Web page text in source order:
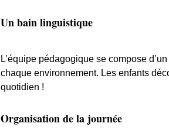
Un bain linguistique
L’équipe pédagogique se compose
chaque environnement. Les enfants
quotidien !
Organisation de la journée